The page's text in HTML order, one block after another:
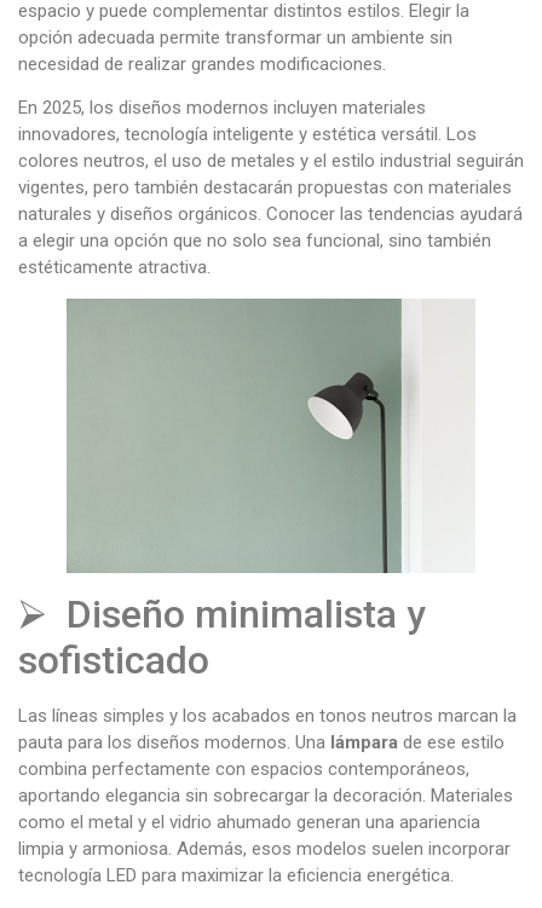
espacio y puede complementar distintos estilos. Elegir la
opción adecuada permite transformar un ambiente sin
necesidad de realizar grandes modificaciones.
En 2025, los diseños modernos incluyen materiales
innovadores, tecnología inteligente y estética versátil. Los
colores neutros, el uso de metales y el estilo industrial seguirán
vigentes, pero también destacarán propuestas con materiales
naturales y diseños orgánicos. Conocer las tendencias ayudará
a elegir una opción que no solo sea funcional, sino también
estéticamente atractiva.
⮚ Diseño minimalista y
sofisticado
Las líneas simples y los acabados en tonos neutros marcan la
pauta para los diseños modernos. Una lámpara de ese estilo
combina perfectamente con espacios contemporáneos,
aportando elegancia sin sobrecargar la decoración. Materiales
como el metal y el vidrio ahumado generan una apariencia
limpia y armoniosa. Además, esos modelos suelen incorporar
tecnología LED para maximizar la eficiencia energética.